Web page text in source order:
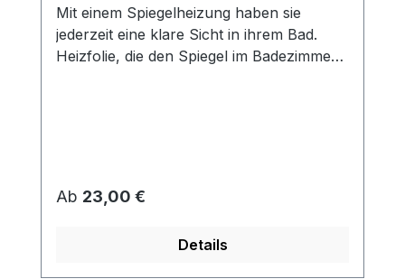
Mit einem Spiegelheizung haben sie
jederzeit eine klare Sicht in ihrem Bad.
Heizfolie, die den Spiegel im Badezimmer
niedrigen Temperaturen. Eine Überhitzung
somit verhindert. Die Spiegelheizfolie ist
Regulärer Preis:
Ab 23,00 €
Details